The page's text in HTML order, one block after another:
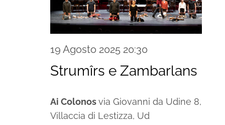
19 Agosto 2025 20:30
Strumîrs e Zambarlans
Ai Colonosvia Giovanni da Udine 8,
Villaccia di Lestizza, Ud